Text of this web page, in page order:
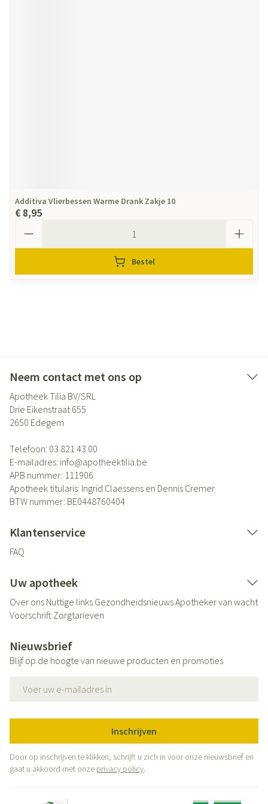
Additiva Vlierbessen Warme Drank Zakje 10
€ 8,95
Bestel
Neem contact met ons op
Apotheek Tilia BV/SRL
Drie Eikenstraat 655
2650 Edegem
Telefoon: 03 821 43 00
E-mailadres: info@apotheektilia.be
APB nummer: 111906
Apotheek titularis: Ingrid Claessens en Dennis Cremer
BTW nummer: BE0448760404
Klantenservice
FAQ
Uw apotheek
Over ons Nuttige links GezondheidsnieuwsApotheker van wacht
Voorschrift Zorgtarieven
Nieuwsbrief
Blijf op de hoogte van nieuwe producten en promoties
Inschrijven
Door op inschrijven te klikken, schrijft u zich in voor onze nieuwsbrief en
gaat u akkoord met onze privacy policy.